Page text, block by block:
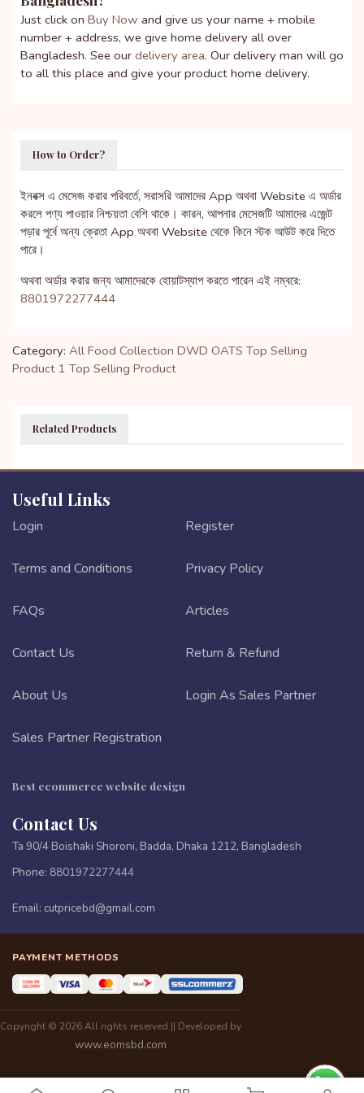
Just click on Buy Now and give us your name + mobile
number + address, we give home delivery all over
Bangladesh. See our delivery area. Our delivery man will go
to all this place and give your product home delivery.
How to Order?
ইনবক্স এ মেসেজ করার পরিবর্তে, সরাসরি আমাদের App অথবা Website এ অর্ডার
করলে পণ্য পাওয়ার নিশ্চয়তা বেশি থাকে। কারন, আপনার মেসেজটি আমাদের এজেন্ট
পড়ার পূর্বে অন্য ক্রেতা App অথবা Website থেকে কিনে স্টক আউট করে দিতে
পারে।
অথবা অর্ডার করার জন্য আমাদেরকে হোয়াটস্যাপ করতে পারেন এই নম্বরে:
8801972277444
Category: All Food Collection DWD OATS Top Selling
Product 1 Top Selling Product
Related Products
Useful Links
Login Register
Terms and Conditions Privacy Policy
FAQs Articles
Contact Us Return & Refund
About Us Login As Sales Partner
Sales Partner Registration
Best ecommerce website design
Contact Us
Ta 90/4 Boishaki Shoroni, Badda, Dhaka 1212, Bangladesh
Phone: 8801972277444
Email: cutpricebd@gmail.com
PAYMENT METHODS
Copyright © 2026 All rights reserved || Developed by
www.eomsbd.com